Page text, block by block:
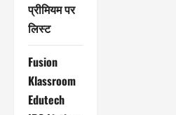
प्रीमियम पर
लिस्ट
Fusion
Klassroom
Edutech